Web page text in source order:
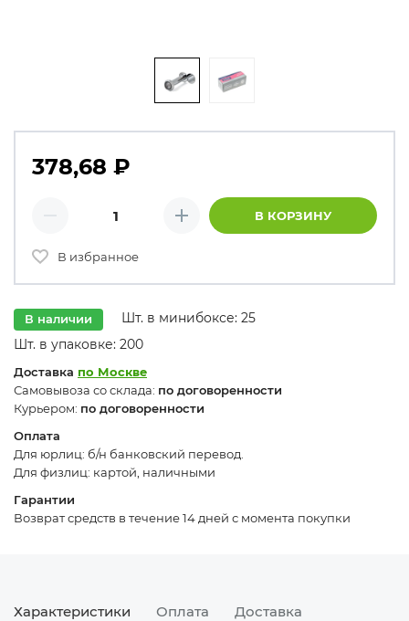
378,68 ₽
Плюс В КОРЗИНУ
В избранное
В наличии
Шт. в минибоксе: 25
Шт. в упаковке: 200
Доставка по Москве
Самовывоза со склада: по договоренности
Курьером: по договоренности
Оплата
Для юрлиц: б/н банковский перевод.
Для физлиц: картой, наличными
Гарантии
Возврат средств в течение 14 дней с момента покупки
Характеристики Оплата Доставка